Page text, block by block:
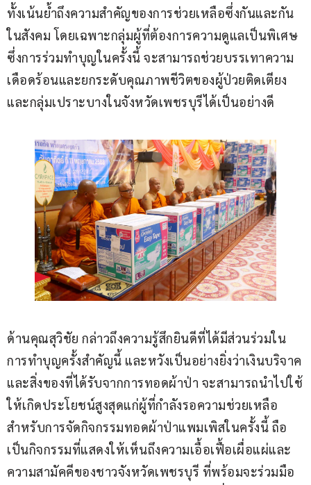
ทั้งเน้นย้ำถึงความสำคัญของการช่วยเหลือซึ่งกันและกัน
ในสังคม โดยเฉพาะกลุ่มผู้ที่ต้องการความดูแลเป็นพิเศษ
ซึ่งการร่วมทำบุญในครั้งนี้ จะสามารถช่วยบรรเทาความ
เดือดร้อนและยกระดับคุณภาพชีวิตของผู้ป่วยติดเตียง
และกลุ่มเปราะบางในจังหวัดเพชรบุรีได้เป็นอย่างดี
ด้านคุณสุวิชัย กล่าวถึงความรู้สึกยินดีที่ได้มีส่วนร่วมใน
การทำบุญครั้งสำคัญนี้ และหวังเป็นอย่างยิ่งว่าเงินบริจาค
และสิ่งของที่ได้รับจากการทอดผ้าป่า จะสามารถนำไปใช้
ให้เกิดประโยชน์สูงสุดแก่ผู้ที่กำลังรอความช่วยเหลือ
สำหรับการจัดกิจกรรมทอดผ้าป่าแพมเพิสในครั้งนี้ ถือ
เป็นกิจกรรมที่แสดงให้เห็นถึงความเอื้อเฟื้อเผื่อแผ่และ
ความสามัคคีของชาวจังหวัดเพชรบุรี ที่พร้อมจะร่วมมือ